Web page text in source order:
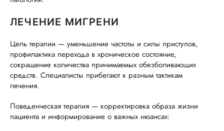
ЛЕЧЕНИЕ МИГРЕНИ
Цель терапии — уменьшение частоты и силы приступов,
профилактика перехода в хроническое состояние,
сокращение количества принимаемых обезболивающих
средств. Специалисты прибегают к разным тактикам
лечения.
Поведенческая терапия — корректировка образа жизни
пациента и информирование о важных нюансах: